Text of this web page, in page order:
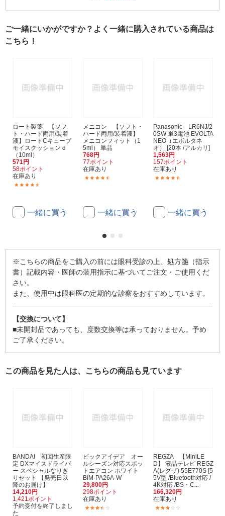
ご一緒にいかがですか？よく一緒に購入されている商品は
こちら！
ロート製薬 【ソフ
ト・ハード両用/装着
液】ロートCキューブ
モイスクッションｄ
（10ml）
571円
58ポイント
在庫あり
一緒に買う
メニコン 【ソフト・
ハード両用/装着液】
メニコンフィット（1
5ml） 単品
768円
77ポイント
在庫あり
一緒に買う
Panasonic LR6NJ/2
0SW 単3電池 EVOLTA
NEO（エボルタネ
オ） [20本 /アルカリ]
1,563円
157ポイント
在庫あり
一緒に買う
※こちらの商品をご購入の前には眼科受診の上、処方箋（指示
書）記載内容・医師の装用指示に基づいてご注文・ご使用くだ
さい。
また、使用中は眼科医の定期的な診察をおすすめしています。
【交換について】
■未開封品であっても、度数交換等は承っておりません。予め
ご了承ください。
この商品を見た人は、こちらの商品も見ています
BANDAI 初回生産限
定 DXマイスドライバ
ー スペシャルなりき
りセット 【発売日以
降のお届け】
14,210円
1,421ポイント
予約受付を終了しまし
た
ビックアイデア オー
ルシーズン対応スポッ
トエアコン ホワイト
BIM-PA26A-W
29,800円
298ポイント
在庫あり
REGZA 【MiniLE
D】 液晶テレビ REGZ
A(レグザ) 55E770S [5
5V型 /Bluetooth対応 /
4K対応 /BS・C...
166,320円
在庫あり